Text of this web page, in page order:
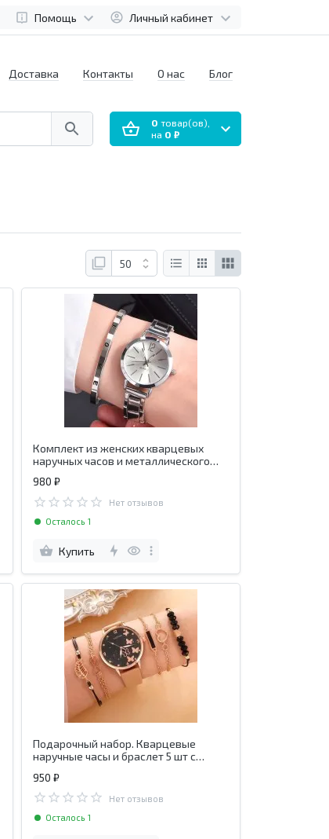
Помощь Личный кабинет
Доставка Контакты О нас Блог
0 товар(ов),
на 0 ₽
Комплект из женских кварцевых
наручных часов и металлического
980 ₽
Нет отзывов
Осталось 1
Купить
Подарочный набор. Кварцевые
наручные часы и браслет 5 шт с
950 ₽
Нет отзывов
Осталось 1